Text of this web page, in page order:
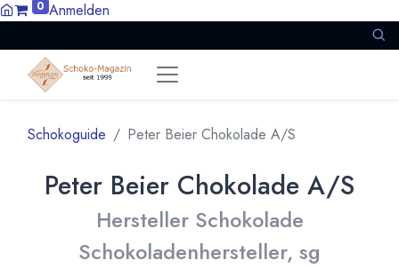
0 Anmelden
Schokoguide Peter Beier Chokolade A/S
Peter Beier Chokolade A/S
Hersteller Schokolade
Schokoladenhersteller, sg